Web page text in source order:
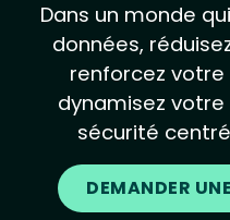
Dans un monde
données,
renforcez
dynamisez
sécurité
DEMANDER